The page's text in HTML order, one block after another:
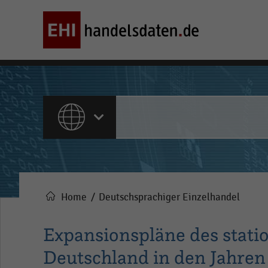
ALLE INHALTE
Pfadnavigation
Home Deutschsprachiger Einzelhandel
Expansionspläne des
Deutschland in den